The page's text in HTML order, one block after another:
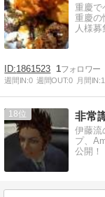
重慶で
重慶の
人様募
1861523 1
週間IN:0 週間OUT:0 月間IN:1
18 非常
伊藤流
プ、
公開！